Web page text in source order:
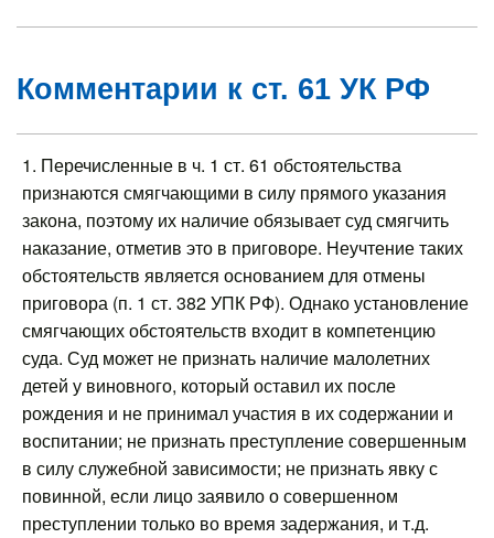
Комментарии к ст. 61 УК РФ
1. Перечисленные в ч. 1 ст. 61 обстоятельства
признаются смягчающими в силу прямого указания
закона, поэтому их наличие обязывает суд смягчить
наказание, отметив это в приговоре. Неучтение таких
обстоятельств является основанием для отмены
приговора (п. 1 ст. 382 УПК РФ). Однако установление
смягчающих обстоятельств входит в компетенцию
суда. Суд может не признать наличие малолетних
детей у виновного, который оставил их после
рождения и не принимал участия в их содержании и
воспитании; не признать преступление совершенным
в силу служебной зависимости; не признать явку с
повинной, если лицо заявило о совершенном
преступлении только во время задержания, и т.д.